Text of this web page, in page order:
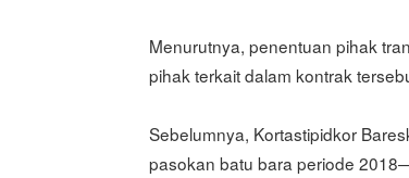
Menurutnya, penentuan pihak
pihak terkait dalam kontrak
Sebelumnya, Kortastipidkor
pasokan batu bara periode